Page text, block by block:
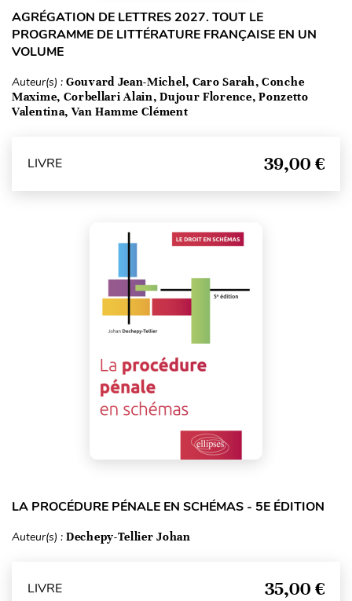
AGRÉGATION DE LETTRES 2027. TOUT LE
PROGRAMME DE LITTÉRATURE FRANÇAISE EN UN
VOLUME
Auteur(s) : Gouvard Jean-Michel, Caro Sarah, Conche
Maxime, Corbellari Alain, Dujour Florence, Ponzetto
Valentina, Van Hamme Clément
LIVRE 39,00 €
LA PROCÉDURE PÉNALE EN SCHÉMAS - 5E ÉDITION
Auteur(s) : Dechepy-Tellier Johan
LIVRE 35,00 €